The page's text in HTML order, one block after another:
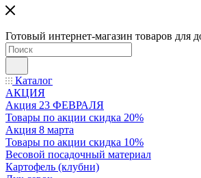
Готовый интернет-магазин товаров для
Каталог
АКЦИЯ
Акция 23 ФЕВРАЛЯ
Товары по акции скидка 20%
Акция 8 марта
Товары по акции скидка 10%
Весовой посадочный материал
Картофель (клубни)